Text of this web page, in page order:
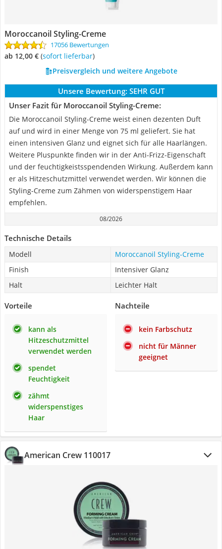
Moroccanoil Styling-Creme
17056 Bewertungen
ab 12,00 € ( Sofort lieferbar)
Preisvergleich und weitere Angebote
Unsere Bewertung: SEHR GUT
Unser Fazit für Moroccanoil Styling-Creme:
Die Moroccanoil Styling-Creme weist einen dezenten Duft
auf und wird in einer Menge von 75 ml geliefert. Sie hat
einen intensiven Glanz und eignet sich für alle Haarlängen.
Weitere Pluspunkte finden wir in der Anti-Frizz-Eigenschaft
und der feuchtigkeistsspendenden Wirkung. Außerdem kann
er als Hitzeschutzmittel verwendet werden. Wir können die
Styling-Creme zum Zähmen von widerspenstigem Haar
empfehlen.
08/2026
Technische Details
Modell
Moroccanoil Styling-Creme
Finish
Intensiver Glanz
Halt
Leichter Halt
Vorteile
kann als
Hitzeschutzmittel
verwendet werden
spendet
Feuchtigkeit
zähmt
widerspenstiges
Haar
Nachteile
kein Farbschutz
nicht für Männer
geeignet
American Crew 110017